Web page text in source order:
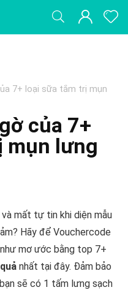
7+ loại sữa tắm trị mụn
của 7+
mụn lưng
mất tự tin khi diện mẫu
Hãy để Vouchercode
mơ ước bằng top 7+
nhất tại đây. Đảm bảo
sẽ có 1 tấm lưng sạch